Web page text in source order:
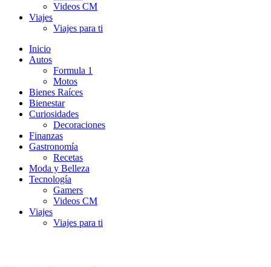
Videos CM
Viajes
Viajes para ti
Inicio
Autos
Formula 1
Motos
Bienes Raíces
Bienestar
Curiosidades
Decoraciones
Finanzas
Gastronomía
Recetas
Moda y Belleza
Tecnología
Gamers
Videos CM
Viajes
Viajes para ti